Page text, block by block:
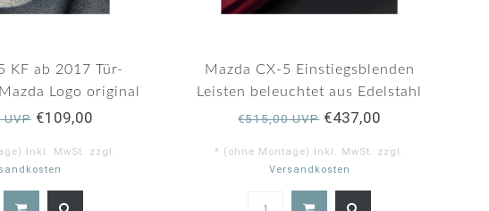
KF ab 2017 Tür-
Logo original
UVP€109,00
Inkl. MwSt. zzgl.
Mazda CX-5 Einstiegsblenden
Leisten beleuchtet aus Edelstahl
original 4-teilig
€515,00 UVP€437,00
* (ohne Montage) Inkl. MwSt. zzgl.
Versandkosten